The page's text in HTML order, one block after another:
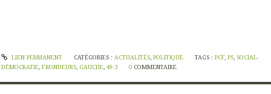
LIEN PERMANENT CATÉGORIES : ACTUALITÉS, POLITIQUE TAGS : PCF, PS, SOCIAL-
DÉMOCRATIE, FRONDEURS, GAUCHE, 49-3 0 COMMENTAIRE